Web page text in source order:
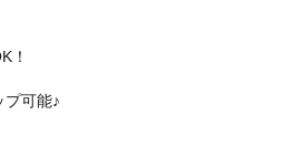
！
プ可能♪